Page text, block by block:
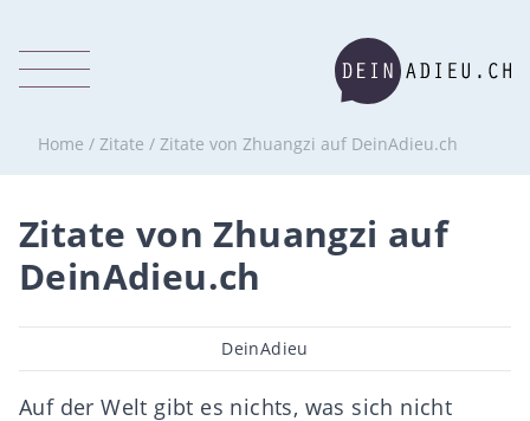
Home / Zitate / Zitate von Zhuangzi auf DeinAdieu.ch
Zitate von Zhuangzi auf
DeinAdieu.ch
Beitragsautor
DeinAdieu
Auf der Welt gibt es nichts, was sich nicht